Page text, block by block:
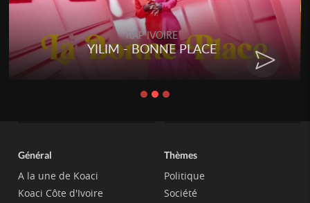
RAP IVOIRE
YILIM - BONNE PLACE
Général
A la une de Koaci
Koaci Côte d'Ivoire
Thèmes
Politique
Société